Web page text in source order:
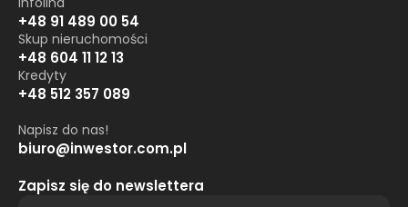
+48 91 489 00 54
Skup nieruchomości
+48 604 11 12 13
Kredyty
+48 512 357 089
Napisz do nas!
biuro@inwestor.com.pl
Zapisz się do newslettera